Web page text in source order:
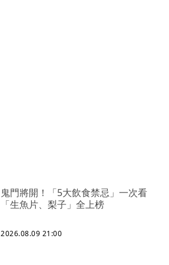
鬼門將開！「5大飲食禁忌」一次看
「生魚片、梨子」全上榜
2026.08.09 21:00